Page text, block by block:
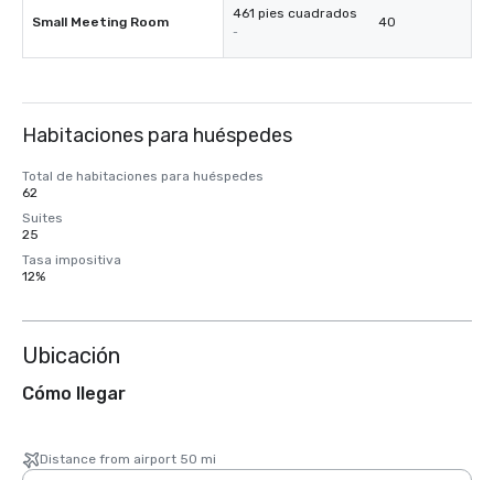
Small Meeting Room
461 pies cuadrados
-
40
Habitaciones para huéspedes
Total de habitaciones para huéspedes
62
Suites
25
Tasa impositiva
12%
Ubicación
Cómo llegar
Distance from airport 50 mi